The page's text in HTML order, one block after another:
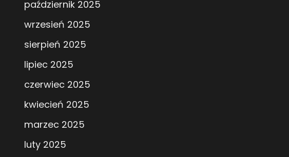
październik 2025
wrzesień 2025
sierpień 2025
lipiec 2025
czerwiec 2025
kwiecień 2025
marzec 2025
luty 2025